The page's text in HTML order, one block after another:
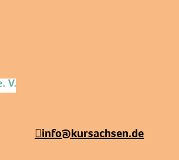
info@kursachsen.de